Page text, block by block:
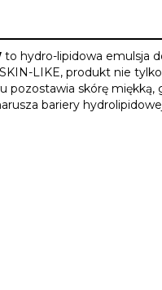
to hydro-lipidowa emulsja
LIKE, produkt nie
pozostawia skórę
bariery